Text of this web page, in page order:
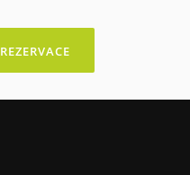
REZERVACE